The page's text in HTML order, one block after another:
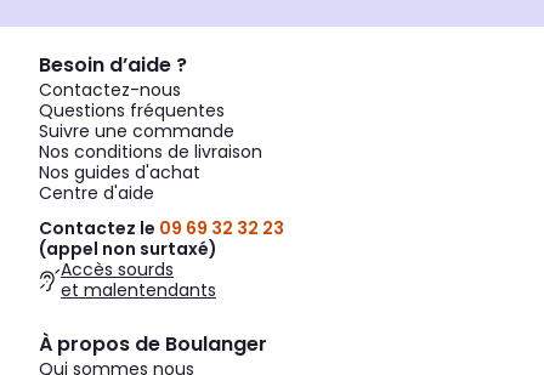
Besoin d’aide ?
Contactez-nous
Questions fréquentes
Suivre une commande
Nos conditions de livraison
Nos guides d'achat
Centre d'aide
Contactez le 09 69 32 32 23
(appel non surtaxé)
Accès sourds
et malentendants
À propos de Boulanger
Qui sommes nous